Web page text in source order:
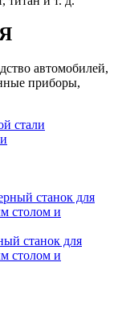
автомобилей,
приборы,
станок для
столом и